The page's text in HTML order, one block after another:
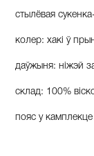
стылёвая
колер: хакі ў
даўжыня: ніжэй
склад: 100%
пояс у камплекце